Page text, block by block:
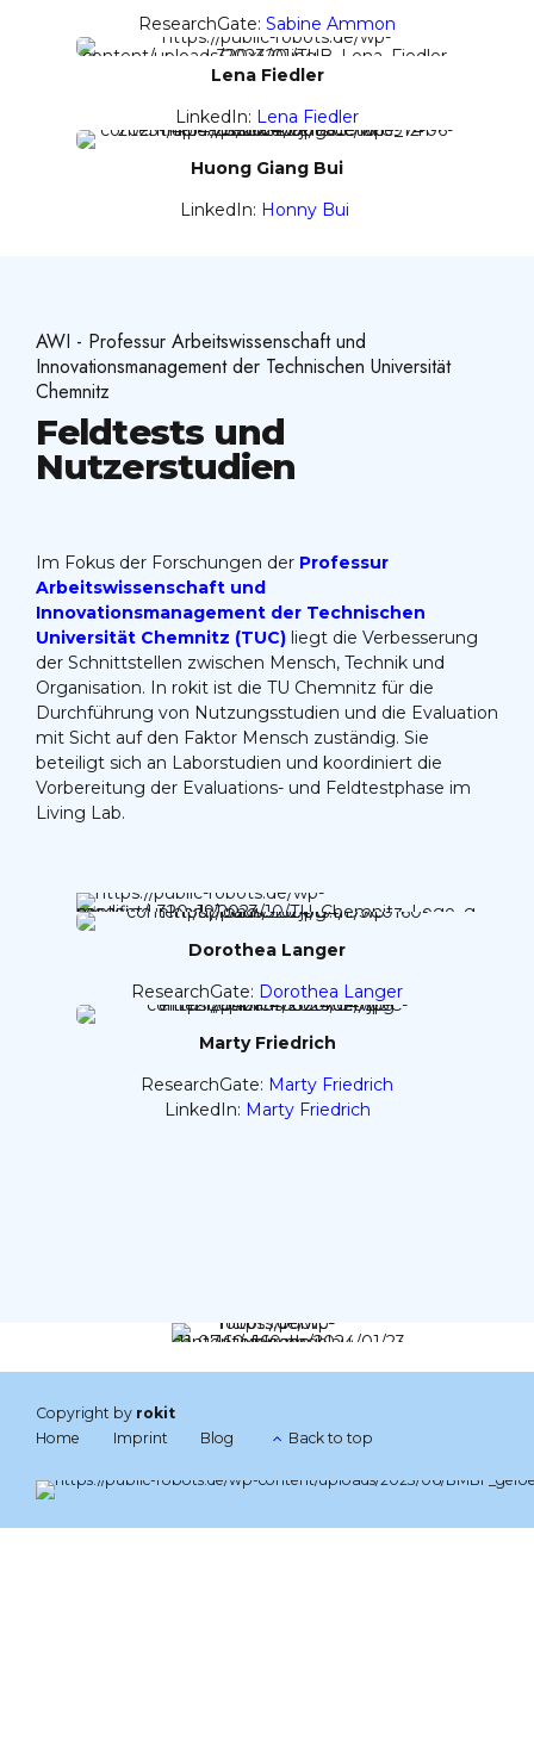
ResearchGate: Sabine Ammon
Lena Fiedler
LinkedIn: Lena Fiedler
Huong Giang Bui
LinkedIn: Honny Bui
AWI - Professur Arbeitswissenschaft und
Innovationsmanagement der Technischen Universität
Chemnitz
Feldtests und
Nutzerstudien
Im Fokus der Forschungen der Professur
Arbeitswissenschaft und
Innovationsmanagement der Technischen
Universität Chemnitz (TUC) liegt die Verbesserung
der Schnittstellen zwischen Mensch, Technik und
Organisation. In rokit ist die TU Chemnitz für die
Durchführung von Nutzungsstudien und die Evaluation
mit Sicht auf den Faktor Mensch zuständig. Sie
beteiligt sich an Laborstudien und koordiniert die
Vorbereitung der Evaluations- und Feldtestphase im
Living Lab.
Dorothea Langer
ResearchGate: Dorothea Langer
Marty Friedrich
ResearchGate: Marty Friedrich
LinkedIn: Marty Friedrich
Copyright by rokit
Home
Imprint Blog Back to top